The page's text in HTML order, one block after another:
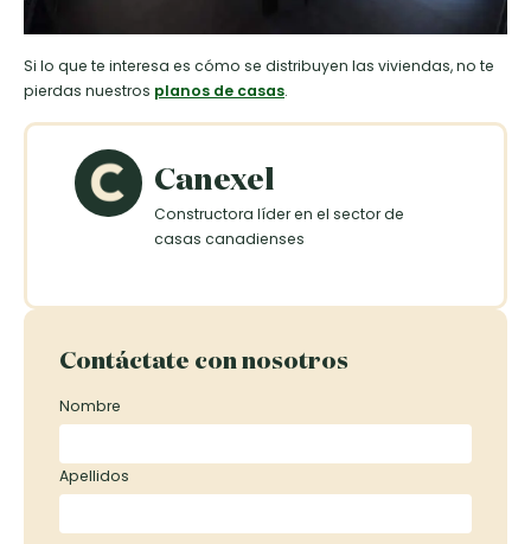
Si lo que te interesa es cómo se distribuyen las viviendas, no te
pierdas nuestros planos de casas.
Canexel
Constructora líder en el sector de
casas canadienses
Contáctate con nosotros
Nombre
Apellidos